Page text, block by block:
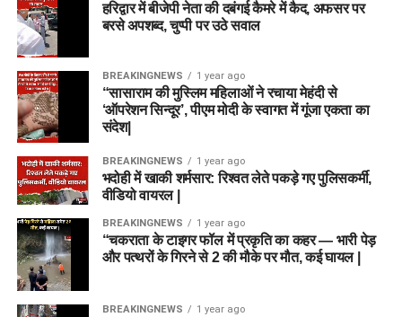
हरिद्वार में बीजेपी नेता की दबंगई कैमरे में कैद, अफसर पर
बरसे अपशब्द, चुप्पी पर उठे सवाल
BREAKINGNEWS 1 year ago
“सासाराम की मुस्लिम महिलाओं ने रचाया मेहंदी से
‘ऑपरेशन सिन्दूर’, पीएम मोदी के स्वागत में गूंजा एकता का
संदेश|
BREAKINGNEWS 1 year ago
भदोही में खाकी शर्मसार: रिश्वत लेते पकड़े गए पुलिसकर्मी,
वीडियो वायरल |
BREAKINGNEWS 1 year ago
“चकराता के टाइगर फॉल में प्रकृति का कहर — भारी पेड़
और पत्थरों के गिरने से 2 की मौके पर मौत, कई घायल |
BREAKINGNEWS 1 year ago